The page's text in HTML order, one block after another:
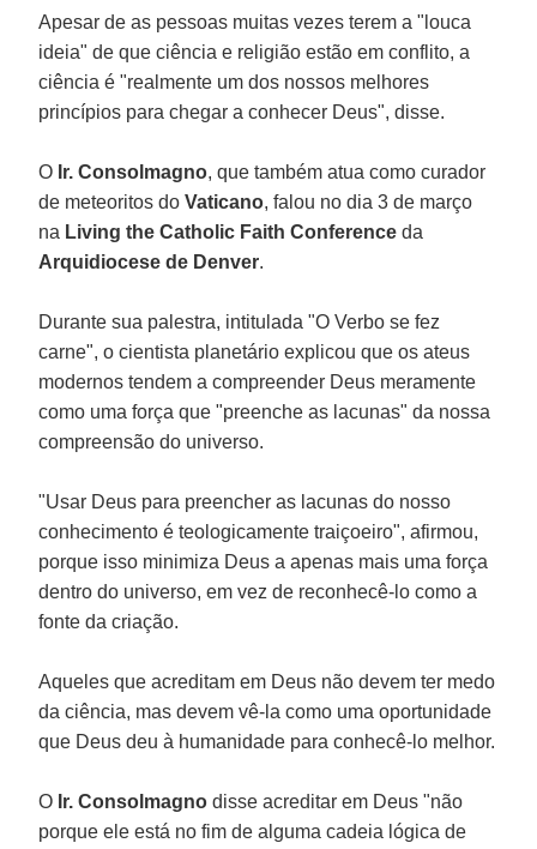
Apesar de as pessoas muitas vezes terem a "louca
ideia" de que ciência e religião estão em conflito, a
ciência é "realmente um dos nossos melhores
princípios para chegar a conhecer Deus", disse.
O Ir. Consolmagno, que também atua como curador
de meteoritos doVaticano, falou no dia 3 de março
na Living the Catholic Faith Conferenceda
Arquidiocese de Denver.
Durante sua palestra, intitulada "O Verbo se fez
carne", o cientista planetário explicou que os ateus
modernos tendem a compreender Deus meramente
como uma força que "preenche as lacunas" da nossa
compreensão do universo.
"Usar Deus para preencher as lacunas do nosso
conhecimento é teologicamente traiçoeiro", afirmou,
porque isso minimiza Deus a apenas mais uma força
dentro do universo, em vez de reconhecê-lo como a
fonte da criação.
Aqueles que acreditam em Deus não devem ter medo
da ciência, mas devem vê-la como uma oportunidade
que Deus deu à humanidade para conhecê-lo melhor.
O Ir. Consolmagnodisse acreditar em Deus "não
porque ele está no fim de alguma cadeia lógica de